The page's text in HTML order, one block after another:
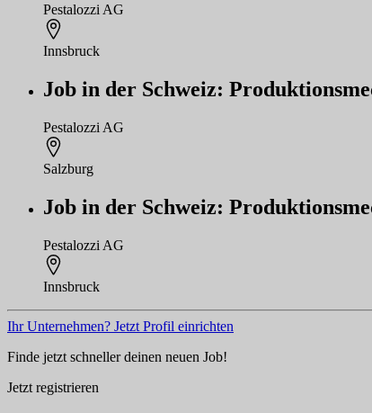
Pestalozzi AG
Innsbruck
Job in der Schweiz:
Pestalozzi AG
Salzburg
Job in der Schweiz:
Pestalozzi AG
Innsbruck
Ihr Unternehmen? Jetzt Profil einrichten
Finde jetzt schneller deinen neuen Job!
Jetzt registrieren